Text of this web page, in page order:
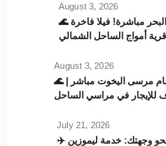
August 3, 2026
🌊 صف أول على البحر مباشرة! فيلا فاخرة
أمواج الساحل الشمالي
August 3, 2026
🌊 إقامة ساحرة أمام مرسى اليخوت مباشر |
فاخر 3 غرف للإيجار في مراسي الساحل
July 21, 2026
✈️ فخامة العبور نحو وجهتك: خدمة ليموزين